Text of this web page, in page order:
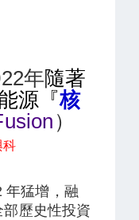
年隨著
源『核
）
科
年猛增，融
歷史性投資